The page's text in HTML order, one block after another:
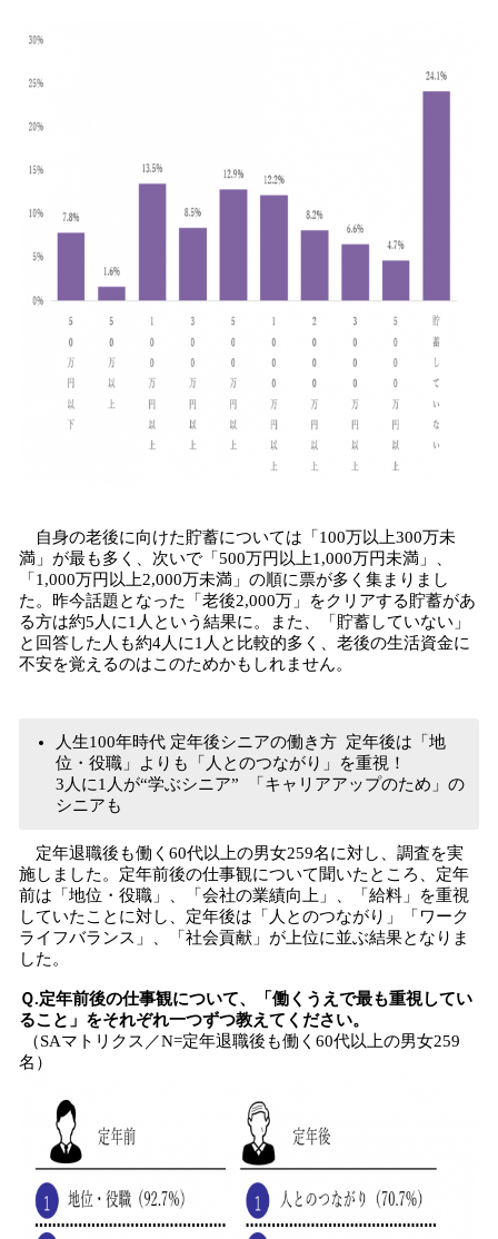
自身の老後に向けた貯蓄については「100万以上300万未
満」が最も多く、次いで「500万円以上1,000万円未満」、
「1,000万円以上2,000万未満」の順に票が多く集まりまし
た。昨今話題となった「老後2,000万」をクリアする貯蓄があ
る方は約5人に1人という結果に。また、「貯蓄していない」
と回答した人も約4人に1人と比較的多く、老後の生活資金に
不安を覚えるのはこのためかもしれません。
人生100年時代 定年後シニアの働き方 定年後は「地
位・役職」よりも「人とのつながり」を重視！
3人に1人が“学ぶシニア” 「キャリアアップのため」の
シニアも
定年退職後も働く60代以上の男女259名に対し、調査を実
施しました。定年前後の仕事観について聞いたところ、定年
前は「地位・役職」、「会社の業績向上」、「給料」を重視
していたことに対し、定年後は「人とのつながり」「ワーク
ライフバランス」、「社会貢献」が上位に並ぶ結果となりま
した。
Ｑ.定年前後の仕事観について、「働くうえで最も重視してい
ること」をそれぞれ一つずつ教えてください。
（SAマトリクス／N=定年退職後も働く60代以上の男女259
名）